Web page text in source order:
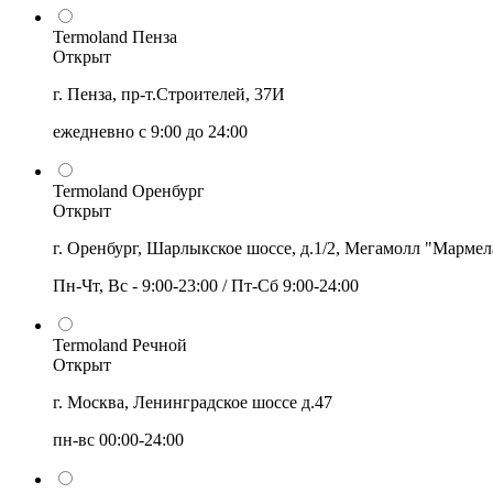
Termoland Пенза
Открыт
г. Пенза, пр-т.Строителей, 37И
ежедневно с 9:00 до 24:00
Termoland Оренбург
Открыт
г. Оренбург, Шарлыкское шоссе, д.1/2, Мегамолл
Пн-Чт, Вс - 9:00-23:00 / Пт-Сб 9:00-24:00
Termoland Речной
Открыт
г. Москва, Ленинградское шоссе д.47
пн-вс 00:00-24:00